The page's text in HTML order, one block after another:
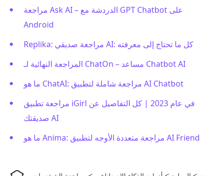
مراجعة Ask AI – الدردشة مع GPT Chatbot على
Android
Replika: مراجعة صديقي AI: كل ما تحتاج إلى معرفته
المراجعة النهائية لـ ChatOn – مساعد Chatbot AI
ما هو ChatAI: مراجعة شاملة لتطبيق AI Chatbot
مراجعة تطبيق iGirl في عام 2023 | كل التفاصيل عن
صديقتك AI
ما هو Anima: مراجعة متعددة الأوجه لتطبيق AI Friend